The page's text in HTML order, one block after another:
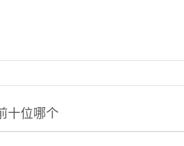
十位哪个